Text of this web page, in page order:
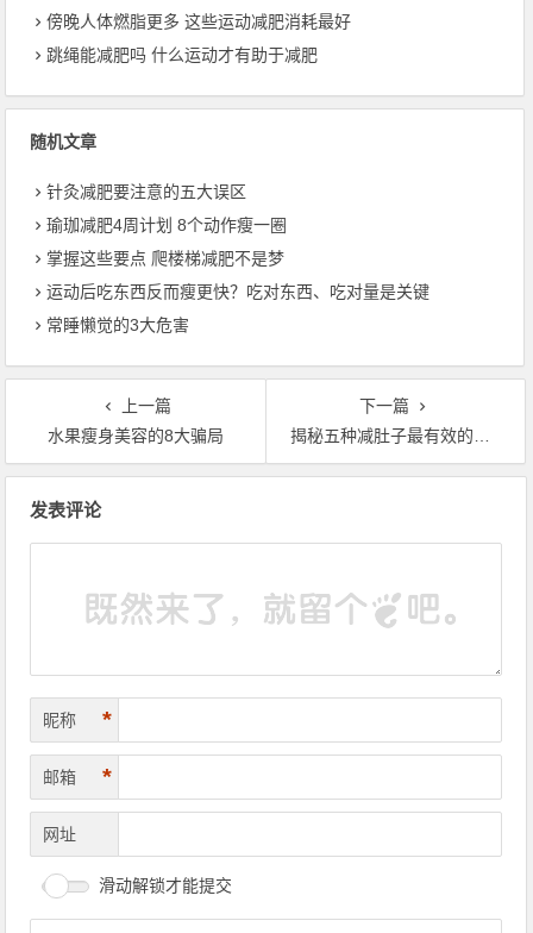
傍晚人体燃脂更多 这些运动减肥消耗最好
跳绳能减肥吗 什么运动才有助于减肥
随机文章
针灸减肥要注意的五大误区
瑜珈减肥4周计划 8个动作瘦一圈
掌握这些要点 爬楼梯减肥不是梦
运动后吃东西反而瘦更快？吃对东西、吃对量是关键
常睡懒觉的3大危害
上一篇
水果瘦身美容的8大骗局
下一篇
揭秘五种减肚子最有效的方法
发表评论
昵称 *
邮箱 *
网址
滑动解锁才能提交